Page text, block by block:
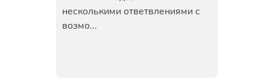
несколькими ответвлениями с
возмо...